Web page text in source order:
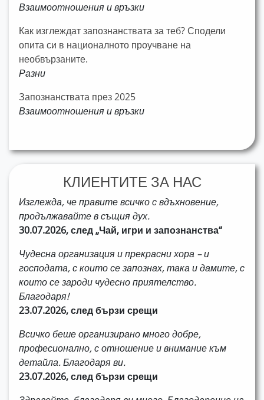
Взаимоотношения и връзки
Как изглеждат запознанствата за теб? Сподели
опита си в националното проучване на
необвързаните.
Разни
Запознанствата през 2025
Взаимоотношения и връзки
КЛИЕНТИТЕ ЗА НАС
Изглежда, че правите всичко с вдъхновение,
продължавайте в същия дух.
30.07.2026, след „Чай, игри и запознанства“
Чудесна организация и прекрасни хора – и
господата, с които се запознах, така и дамите, с
които се зароди чудесно приятелство.
Благодаря!
23.07.2026, след бързи срещи
Всичко беше организирано много добре,
професионално, с отношение и внимание към
детайла. Благодаря ви.
23.07.2026, след бързи срещи